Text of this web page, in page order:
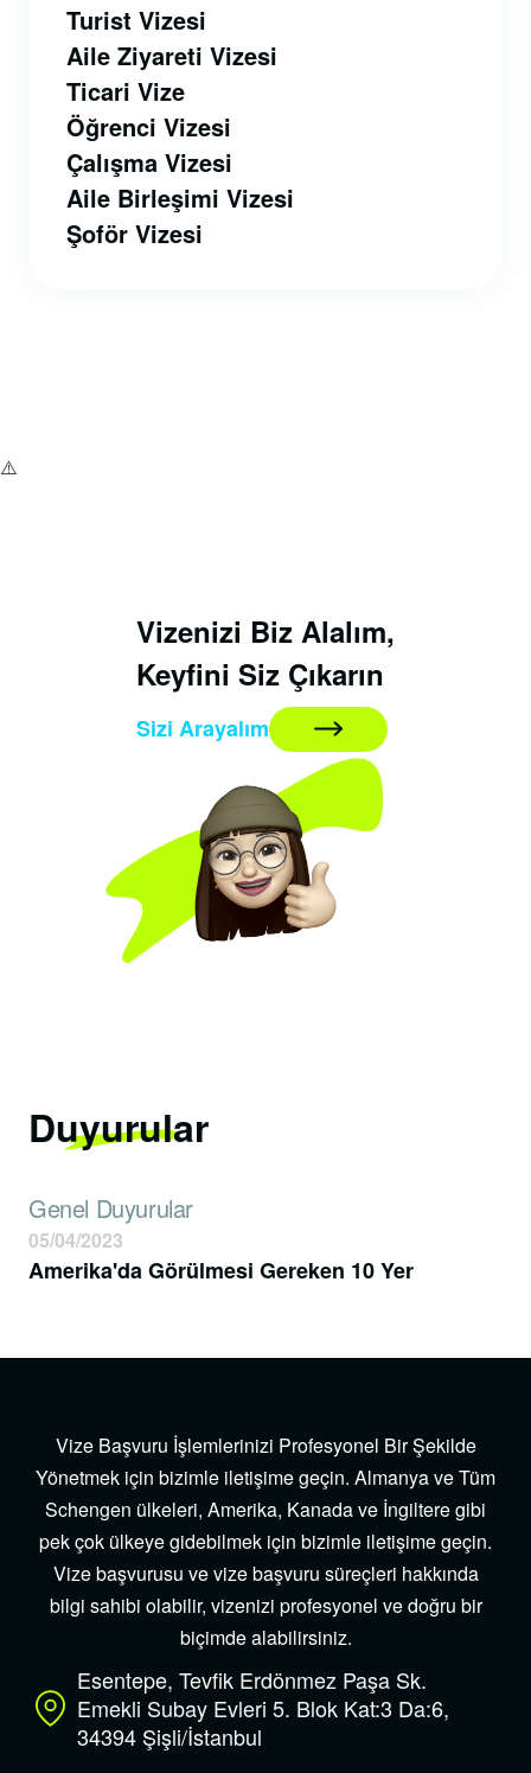
Turist Vizesi
Aile Ziyareti Vizesi
Ticari Vize
Öğrenci Vizesi
Çalışma Vizesi
Aile Birleşimi Vizesi
Şoför Vizesi
Vizenizi Biz Alalım,
Keyfini Siz Çıkarın
Sizi Arayalım
Duyurular
Genel Duyurular
Amerika'da Görülmesi Gereken 10 Yer
05/04/2023
Esentepe, Tevfik Erdönmez Paşa Sk.
Emekli Subay Evleri 5. Blok Kat:3 Da:6,
34394 Şişli/İstanbul
Vize Başvuru İşlemlerinizi Profesyonel Bir Şekilde
Yönetmek için bizimle iletişime geçin. Almanya ve Tüm
Schengen ülkeleri, Amerika, Kanada ve İngiltere gibi
pek çok ülkeye gidebilmek için bizimle iletişime geçin.
Vize başvurusu ve vize başvuru süreçleri hakkında
bilgi sahibi olabilir, vizenizi profesyonel ve doğru bir
biçimde alabilirsiniz.